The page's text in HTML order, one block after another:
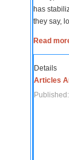
has
they say,
Read
Details
Articles